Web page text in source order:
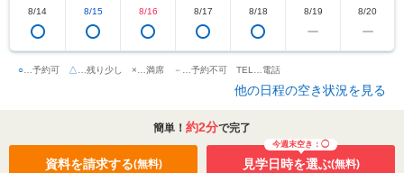
8/14 8/15 8/16 8/17 8/18 8/19 8/20
○ …予約可 △ …残り少し ×…満席 －…予約不可 TEL…電話
他の日程の空き状況を見る
簡単！ 約2分で完了
資料を請求する(無料)
今週末空き：◯
見学日時を選ぶ(無料)